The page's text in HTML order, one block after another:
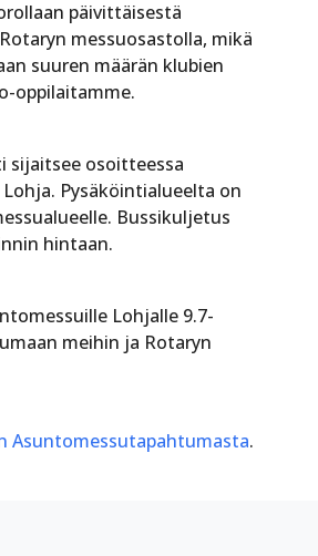
päivittäisestä
messuosastolla, mikä
suuren määrän klubien
oppilaitamme.
sijaitsee osoitteessa
Pysäköintialueelta on
Bussikuljetus
hintaan.
Lohjalle 9.7-
meihin ja Rotaryn
Asuntomessutapahtumasta.